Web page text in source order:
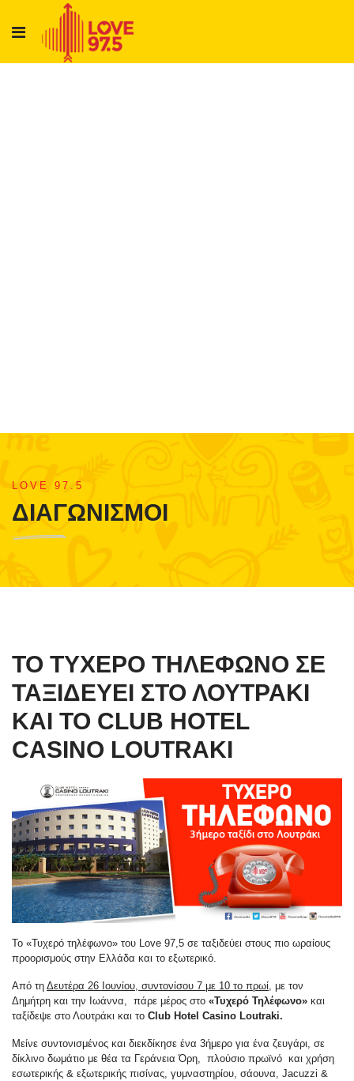
LOVE 97.5
ΔΙΑΓΩΝΙΣΜΟΙ
ΤΟ ΤΥΧΕΡΟ ΤΗΛΕΦΩΝΟ ΣΕ
ΤΑΞΙΔΕΥΕΙ ΣΤΟ ΛΟΥΤΡΑΚΙ
ΚΑΙ ΤΟ CLUB HOTEL
CASINO LOUTRAKI
Το «Τυχερό τηλέφωνο» του Love 97,5 σε ταξιδεύει στους πιο ωραίους
προορισμούς στην Ελλάδα και το εξωτερικό.
Από τη Δευτέρα 26 Ιουνίου, συντονίσου 7 με 10 το πρωί , με τον
Δημήτρη και την Ιωάννα, πάρε μέρος στο «Τυχερό Τηλέφωνο» και
ταξίδεψε στο Λουτράκι και το Club Hotel Casino Loutraki.
Μείνε συντονισμένος και διεκδίκησε ένα 3ήμερο για ένα ζευγάρι, σε
δίκλινο δωμάτιο με θέα τα Γεράνεια Όρη, πλούσιο πρωϊνό και χρήση
εσωτερικής & εξωτερικής πισίνας, γυμναστηρίου, σάουνα, Jacuzzi &